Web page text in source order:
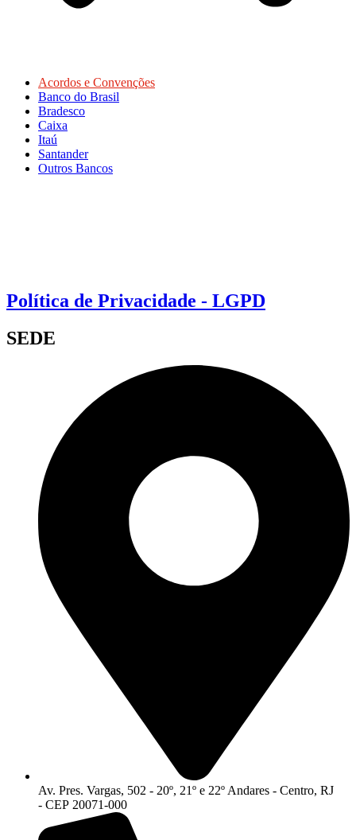
Acordos e Convenções
Banco do Brasil
Bradesco
Caixa
Itaú
Santander
Outros Bancos
Política de Privacidade - LGPD
SEDE
Av. Pres. Vargas, 502 - 20º, 21º e 22º Andares - Centro, RJ
- CEP 20071-000